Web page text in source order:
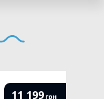
11 199 грн